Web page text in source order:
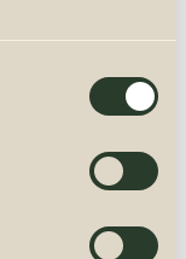
arvutatud.